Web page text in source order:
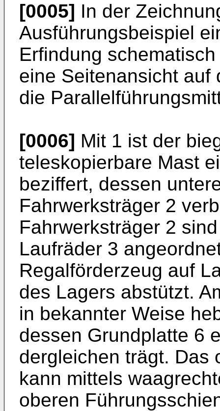
[0005] In der
Ausführungsbeispiel
Erfindung
eine Seitenansicht auf
die
[0006] Mit 1 ist der
teleskopierbare Mast
beziffert, dessen
Fahrwerksträger 2
Fahrwerksträger 2
Laufräder 3
Regalförderzeug auf
des Lagers abstützt.
in bekannter Weise
dessen Grundplatte 6
dergleichen trägt. Das
kann mittels
oberen